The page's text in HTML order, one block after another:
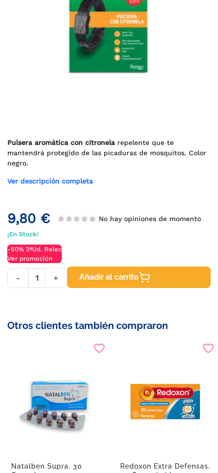
Pulsera aromática con citronelarepelente que te
mantendrá protegido de las picaduras de mosquitos. Color
negro.
Ver descripción completa
9,80 € No hay opiniones de momento
¡En Stock!
-50% 2ªUd. Relec
Ver promoción
- + Añadir al carrito
Otros clientes también compraron
Natalben Supra. 30
Redoxon Extra Defensas,